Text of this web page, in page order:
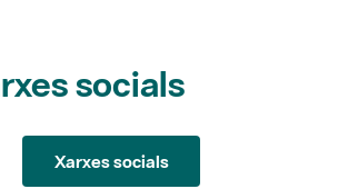
socials
Xarxes socials